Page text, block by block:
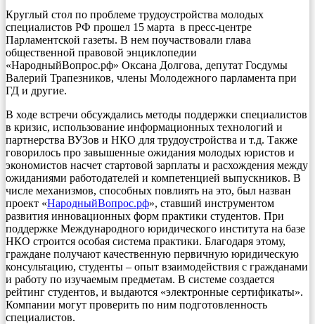
Круглый стол по проблеме трудоустройства молодых
специалистов РФ прошел 15 марта в пресс-центре
Парламентской газеты. В нем поучаствовали глава
общественной правовой энциклопедии
«НародныйВопрос.рф» Оксана Долгова, депутат Госдумы
Валерий Трапезников, члены Молодежного парламента при
ГД и другие.
В ходе встречи обсуждались методы поддержки специалистов
в кризис, использование информационных технологий и
партнерства ВУЗов и НКО для трудоустройства и т.д. Также
говорилось про завышенные ожидания молодых юристов и
экономистов насчет стартовой зарплаты и расхождения между
ожиданиями работодателей и компетенцией выпускников. В
числе механизмов, способных повлиять на это, был назван
проект «НародныйВопрос.рф», ставший инструментом
развития инновационных форм практики студентов. При
поддержке Международного юридического института на базе
НКО строится особая система практики. Благодаря этому,
граждане получают качественную первичную юридическую
консультацию, студенты – опыт взаимодействия с гражданами
и работу по изучаемым предметам. В системе создается
рейтинг студентов, и выдаются «электронные сертификаты».
Компании могут проверить по ним подготовленность
специалистов.